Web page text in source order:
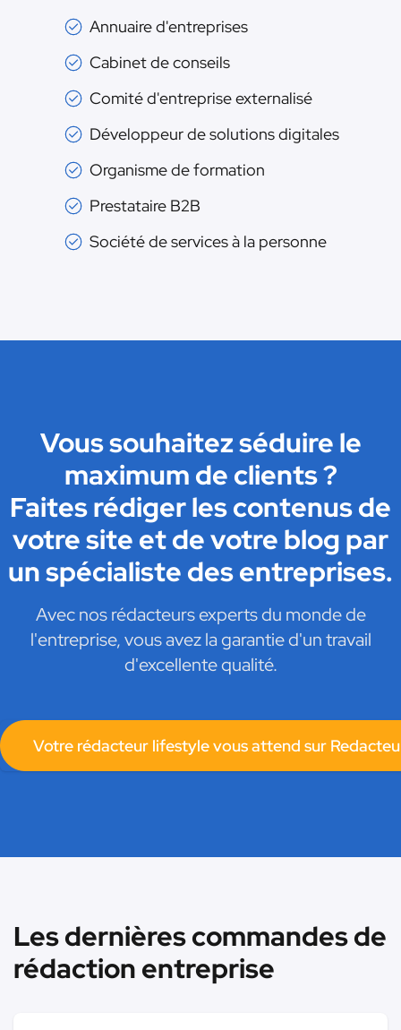
Annuaire d'entreprises
Cabinet de conseils
Comité d'entreprise externalisé
Développeur de solutions digitales
Organisme de formation
Prestataire B2B
Société de services à la personne
Vous souhaitez séduire le
maximum de clients ?
Faites rédiger les contenus de
votre site et de votre blog par
un spécialiste des entreprises.
Avec nos rédacteurs experts du monde de
l'entreprise, vous avez la garantie d'un travail
d'excellente qualité.
Votre rédacteur lifestyle vous attend sur
Les dernières commandes de
rédaction entreprise